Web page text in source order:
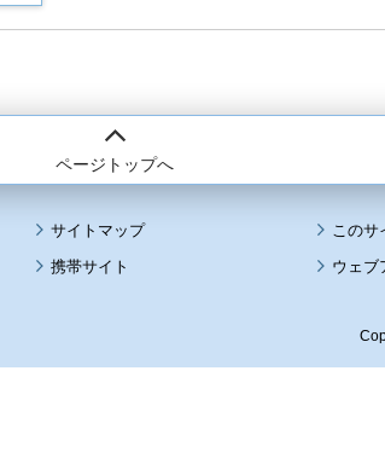
ページトップへ
サイトマップ
このサ
携帯サイト
ウェブ